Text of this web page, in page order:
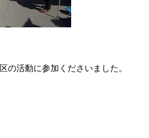
の活動に参加くださいました。